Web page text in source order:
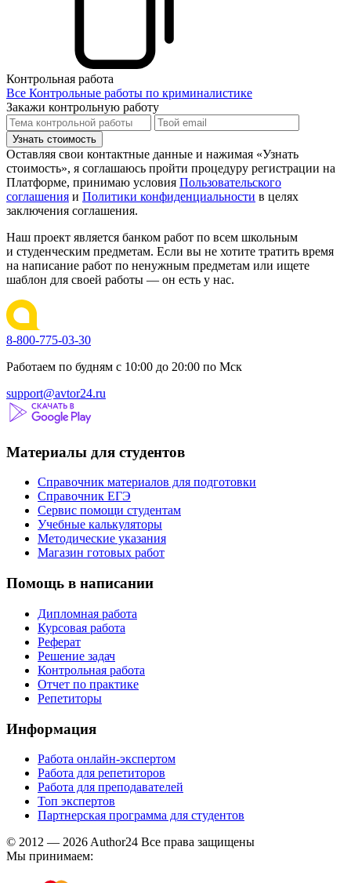
Контрольная работа
Все Контрольные работы по криминалистике
Закажи контрольную работу
Узнать стоимость
Оставляя свои контактные данные и нажимая «Узнать
стоимость», я соглашаюсь пройти процедуру регистрации на
Платформе, принимаю условия Пользовательского
соглашения и Политики конфиденциальности в целях
заключения соглашения.
Наш проект является банком работ по всем школьным
и студенческим предметам. Если вы не хотите тратить время
на написание работ по ненужным предметам или ищете
шаблон для своей работы — он есть у нас.
8-800-775-03-30
Работаем по будням с 10:00 до 20:00 по Мск
support@avtor24.ru
Материалы для студентов
Справочник материалов для подготовки
Справочник ЕГЭ
Сервис помощи студентам
Учебные калькуляторы
Методические указания
Магазин готовых работ
Помощь в написании
Дипломная работа
Курсовая работа
Реферат
Решение задач
Контрольная работа
Отчет по практике
Репетиторы
Информация
Работа онлайн-экспертом
Работа для репетиторов
Работа для преподавателей
Топ экспертов
Партнерская программа для студентов
© 2012 — 2026 Author24 Все права защищены
Мы принимаем: